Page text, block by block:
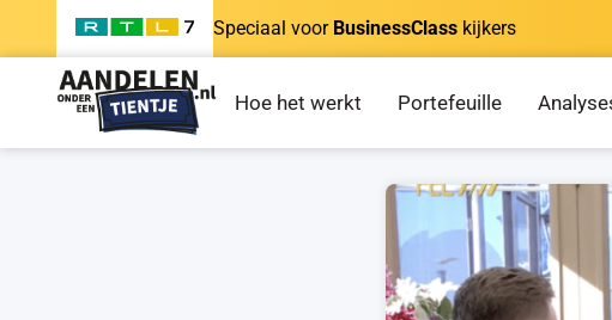
Speciaal voor BusinessClass kijkers
Hoe het werkt Portefeuille